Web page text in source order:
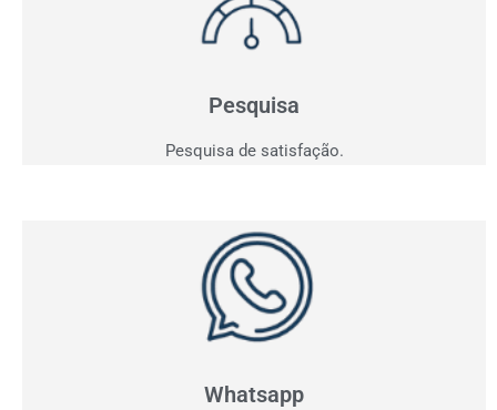
Pesquisa
Pesquisa de satisfação.
Pesquisa de Satisfação
Entender para atender e consequentemente vender!
Whatsapp
Acompanhe em tempo real todas as conversas da sua